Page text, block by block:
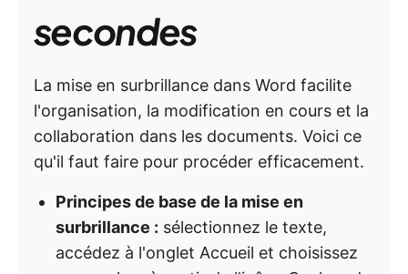
secondes
La mise en surbrillance dans Word facilite
l'organisation, la modification en cours et la
collaboration dans les documents. Voici ce
qu'il faut faire pour procéder efficacement.
Principes de base de la mise en
surbrillance : sélectionnez le texte,
accédez à l'onglet Accueil et choisissez